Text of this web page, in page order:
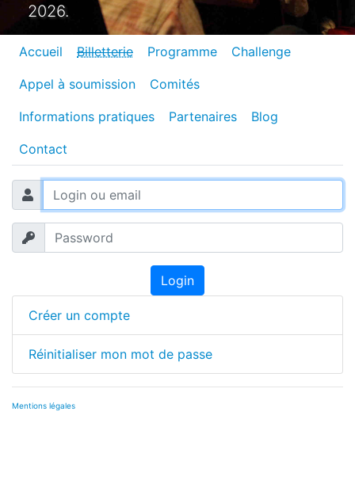
2026.
Accueil Billetterie Programme Challenge
Appel à soumission Comités
Informations pratiques Partenaires Blog
Contact
Login
Créer un compte
Réinitialiser mon mot de passe
Mentions légales